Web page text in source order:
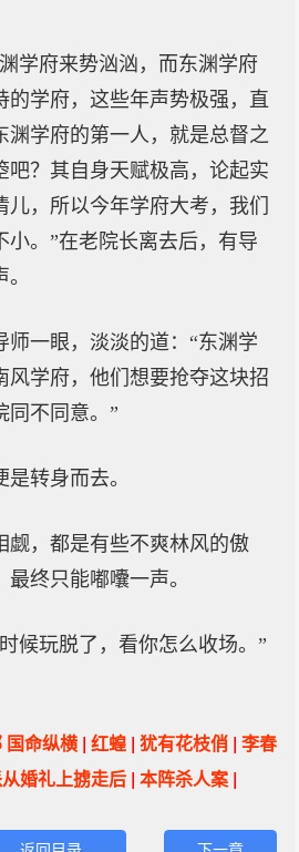
学府来势汹汹，而东渊学府
的学府，这些年声势极强，直
渊学府的第一人，就是总督之
吧？其自身天赋极高，论起实
，所以今年学府大考，我们
小。”在老院长离去后，有导
师一眼，淡淡的道：“东渊学
风学府，他们想要抢夺这块招
同不同意。”
转身而去。
觑，都是有些不爽林风的傲
终只能嘟囔一声。
候玩脱了，看你怎么收场。”
国命纵横 | 红蝗 | 犹有花枝俏 | 李春
婚礼上掳走后 | 本阵杀人案 |